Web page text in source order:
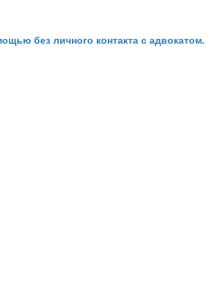
без личного контакта с адвокатом.